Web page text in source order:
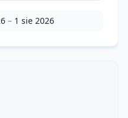
– 1 sie 2026